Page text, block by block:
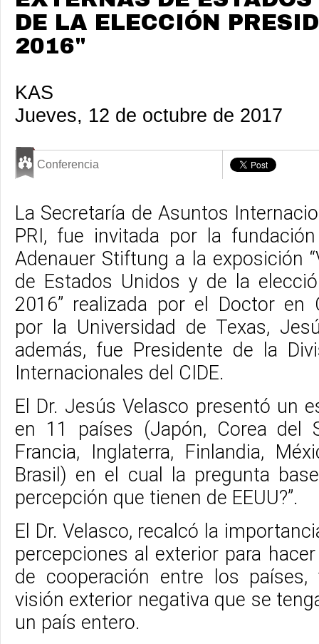
DE LA ELECCIÓN
2016"
KAS
Jueves, 12 de octubre de 2017
Conferencia
La Secretaría de Asuntos
PRI, fue invitada por la
Adenauer Stiftung a la exposición
de Estados Unidos y de la
2016” realizada por el Doctor en
por la Universidad de Texas,
además, fue Presidente de la
Internacionales del CIDE.
El Dr. Jesús Velasco presentó un
en 11 países (Japón, Corea del
Francia, Inglaterra, Finlandia,
Brasil) en el cual la pregunta
percepción que tienen de EEUU?”.
El Dr. Velasco, recalcó la
percepciones al exterior para
de cooperación entre los países,
visión exterior negativa que se
un país entero.